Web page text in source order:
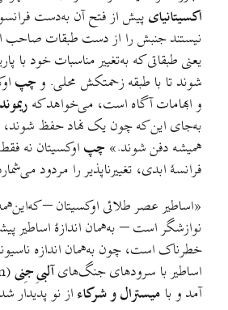
اکسیتانیای پیش از فتح آن به‌دست
نیستند جنبش را از دست طبقات صاحب
یعنی طبقاتی که به‌تغییر مناسبات خود با
شوند تا با طبقه زحمتکش محلی. و چپ
و ابهامات آگاه است، می‌خواهد که
به‌جای این که چون یک نهاد حفظ
همیشه دفن شوند.» چپ اوکسیتان نه
فرانسهٔ ابدی، تغییرناپذیر را مردود
«اساطیر عصر طلائی اوکسیتان –
نوازشگر است – به‌همان اندازهٔ اساطیر
خطرناک است، چون به‌همان اندازه
اساطیر با سرودهای جنگ‌هایآلبیِ جِنی
آمد و با میسترال و شرکاء از نو پدیدار